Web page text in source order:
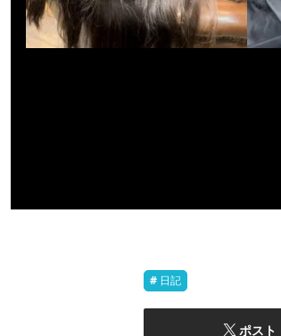
日記
ポスト